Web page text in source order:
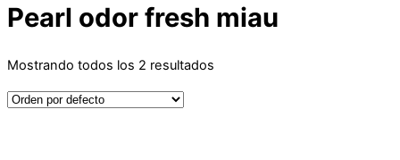
Pearl odor fresh miau
Mostrando todos los 2 resultados